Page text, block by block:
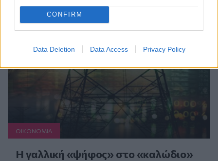
CONFIRM
Data Deletion Data Access Privacy Policy
ΟΙΚΟΝΟΜΙΑ
Η γαλλική «ψήφος» στο «καλώδιο»